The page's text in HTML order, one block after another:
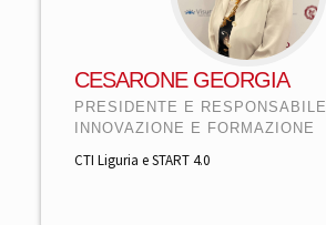
CESARONE GEORGIA
PRESIDENTE E RESPONSABILE
INNOVAZIONE E FORMAZIONE
CTI Liguria e START 4.0